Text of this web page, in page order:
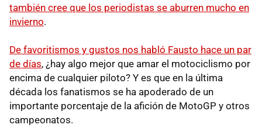
también cree que los periodistas se aburren mucho en
invierno.
De favoritismos y gustos nos habló Fausto hace un par
de días, ¿hay algo mejor que amar el motociclismo por
encima de cualquier piloto? Y es que en la última
década los fanatismos se ha apoderado de un
importante porcentaje de la afición de MotoGP y otros
campeonatos.